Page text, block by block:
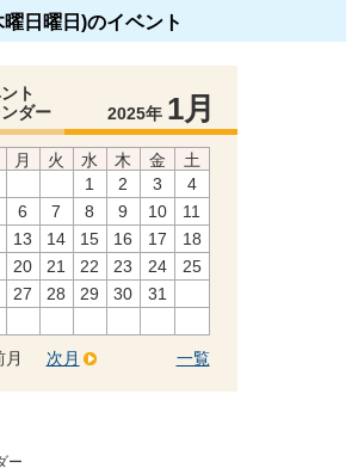
日曜日)のイベント
ト
ダー
2025年 1月
月 火 水 木 金
土
1
2 3
4
6 7 8 9 10
11
13 14 15 16 17
18
20 21 22 23 24
25
27 28 29 30 31
月 一覧
次月
ー